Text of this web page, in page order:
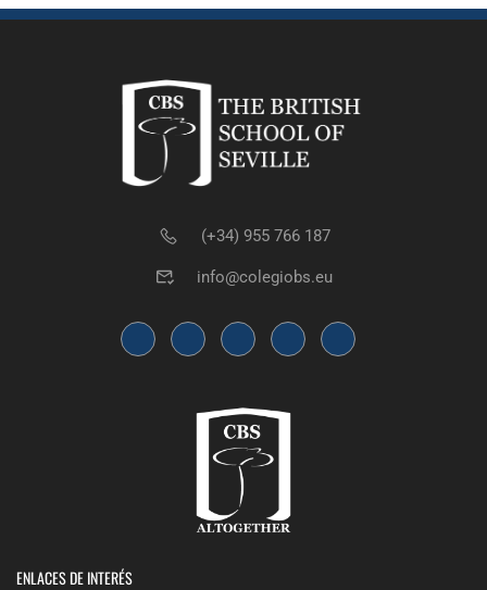
(+34) 955 766 187
info@colegiobs.eu
ENLACES DE INTERÉS